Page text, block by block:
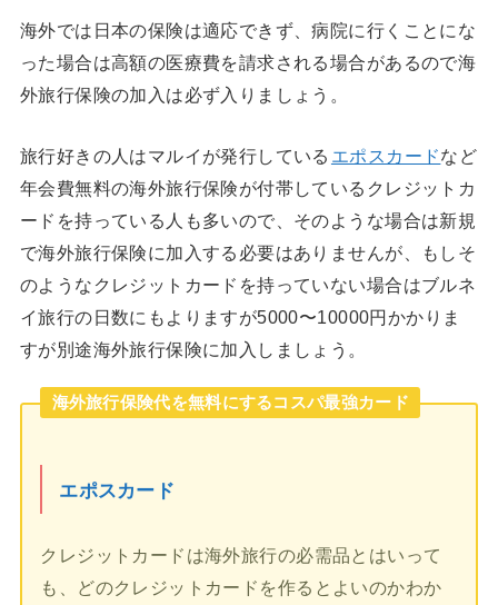
海外では日本の保険は適応できず、病院に行くことにな
った場合は高額の医療費を請求される場合があるので海
外旅行保険の加入は必ず入りましょう。
旅行好きの人はマルイが発行している エポスカードなど
年会費無料の海外旅行保険が付帯しているクレジットカ
ードを持っている人も多いので、そのような場合は新規
で海外旅行保険に加入する必要はありませんが、もしそ
のようなクレジットカードを持っていない場合はブルネ
イ旅行の日数にもよりますが5000〜10000円かかりま
すが別途海外旅行保険に加入しましょう。
海外旅行保険代を無料にするコスパ最強カード
エポスカード
クレジットカードは海外旅行の必需品とはいって
も、どのクレジットカードを作るとよいのかわか